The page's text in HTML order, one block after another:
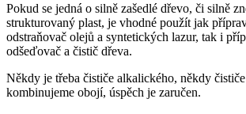
Pokud se jedná o silně zašedlé dřevo, či silně
strukturovaný plast, je vhodné použít jak
odstraňovač olejů a syntetických lazur, tak i
odšeďovač a čistič dřeva.
Někdy je třeba čističe alkalického, někdy
kombinujeme obojí, úspěch je zaručen.